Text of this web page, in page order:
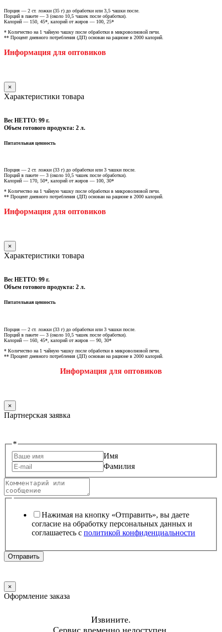
Порция — 2 ст. ложки (35 г) до обработки или 3,5 чашки после.
Порций в пакете — 3 (около 10,5 чашек после обработки).
Калорий — 150, 45*, калорий от жиров — 100, 25*
* Количество на 1 чайную чашку после обработки в микроволновой печи.
** Процент дневного потребления (ДП) основан на рационе в 2000 калорий.
Информация для оптовиков
×
Характеристики товара
Вес НЕТТО: 99 г.
Объем готового продукта: 2 л.
Питательная ценность
Порция — 2 ст. ложки (33 г) до обработки или 3 чашки после.
Порций в пакете — 3 (около 10,5 чашек после обработки).
Калорий — 170, 50*, калорий от жиров — 100, 30*
* Количество на 1 чайную чашку после обработки в микроволновой печи.
** Процент дневного потребления (ДП) основан на рационе в 2000 калорий.
Информация для оптовиков
×
Характеристики товара
Вес НЕТТО: 99 г.
Объем готового продукта: 2 л.
Питательная ценность
Порция — 2 ст. ложки (33 г) до обработки или 3 чашки после.
Порций в пакете — 3 (около 10,5 чашек после обработки).
Калорий — 160, 45*, калорий от жиров — 90, 30*
* Количество на 1 чайную чашку после обработки в микроволновой печи.
** Процент дневного потребления (ДП) основан на рационе в 2000 калорий.
Информация для оптовиков
×
Партнерская заявка
*
Имя
Фамилия
Нажимая на кнопку «Отправить», вы даете
согласие на обработку персональных данных и
соглашаетесь c политикой конфиденциальности
Отправить
×
Оформление заказа
Извините.
Сервис временно недоступен.